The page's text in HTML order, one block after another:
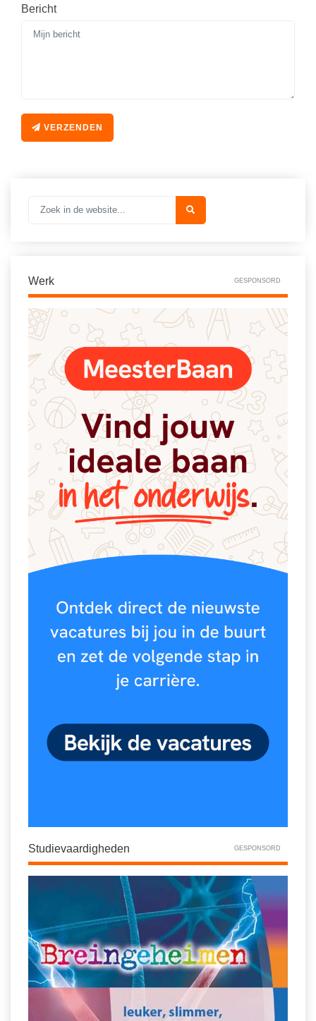
Bericht
VERZENDEN
Werk GESPONSORD
Studievaardigheden GESPONSORD